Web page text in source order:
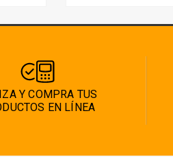
Y COMPRA TUS
EN LÍNEA